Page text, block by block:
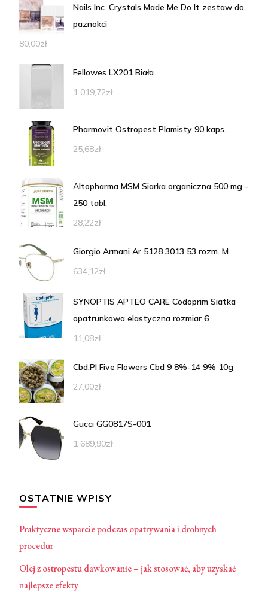
Nails Inc. Crystals Made Me Do It zestaw do
paznokci
80,00zł
Fellowes LX201 Biała
1 019,72zł
Pharmovit Ostropest Plamisty 90 kaps.
25,68zł
Altopharma MSM Siarka organiczna 500 mg -
250 tabl.
28,22zł
Giorgio Armani Ar 5128 3013 53 rozm. M
634,12zł
SYNOPTIS APTEO CARE Codoprim Siatka
opatrunkowa elastyczna rozmiar 6
11,08zł
Cbd.Pl Five Flowers Cbd 9 8%-14 9% 10g
27,00zł
Gucci GG0817S-001
1 689,90zł
OSTATNIE WPISY
Praktyczne wsparcie podczas opatrywania i drobnych
procedur
Olej z ostropestu dawkowanie – jak stosować, aby uzyskać
najlepsze efekty